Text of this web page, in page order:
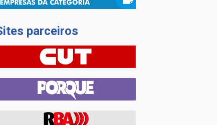
parceiros